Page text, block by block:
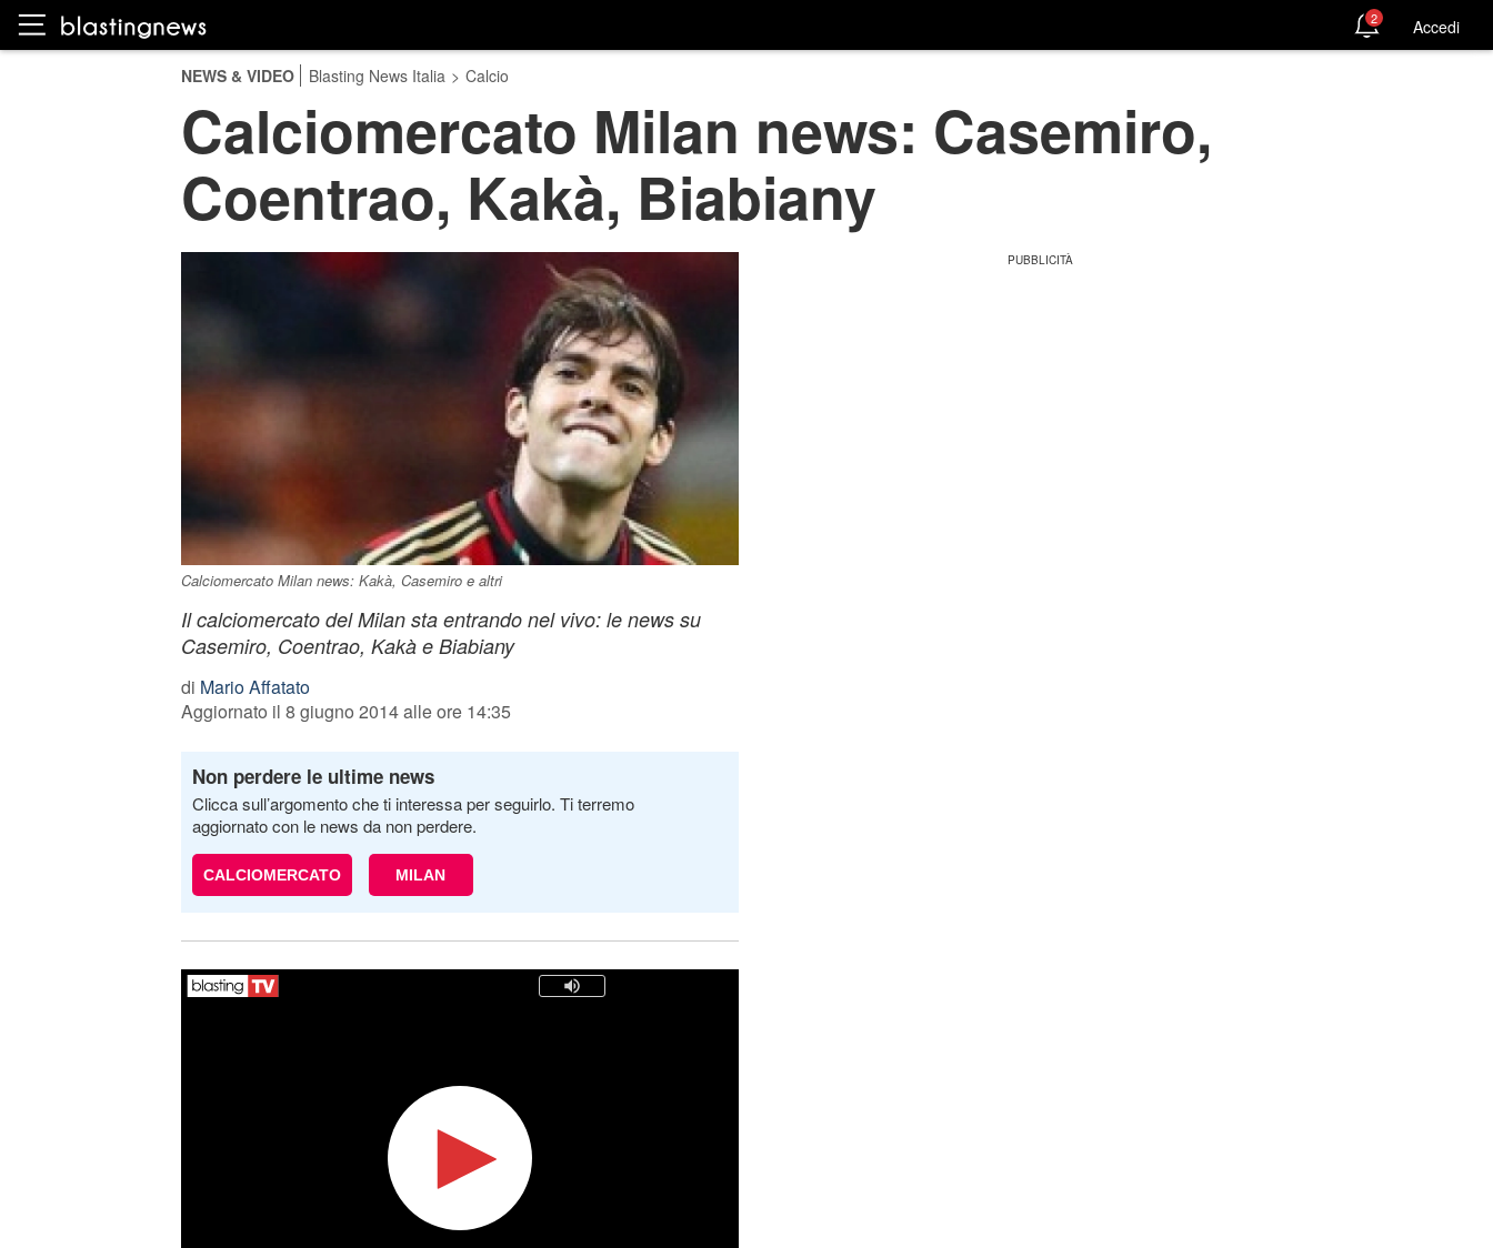
2 Accedi
NEWS & VIDEO Blasting News Italia > Calcio
Calciomercato Milan news: Casemiro,
Coentrao, Kakà, Biabiany
Calciomercato Milan news: Kakà, Casemiro e altri
Il calciomercato del Milan sta entrando nel vivo: le news su
Casemiro, Coentrao, Kakà e Biabiany
di Mario Affatato
Aggiornato il 8 giugno 2014 alle ore 14:35
Non perdere le ultime news
Clicca sull’argomento che ti interessa per seguirlo. Ti terremo
aggiornato con le news da non perdere.
CALCIOMERCATO MILAN